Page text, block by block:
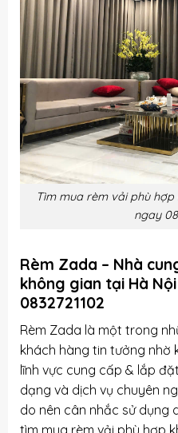
Tìm mua rèm vải phù
ngay
Rèm Zada – Nhà
không gian tại Hà
0832721102
Rèm Zada là một trong
khách hàng tin tưởng nhờ
lĩnh vực cung cấp & lắp
dạng và dịch vụ chuyên
do nên cân nhắc sử dụng
tìm mua rèm vải phù hợp